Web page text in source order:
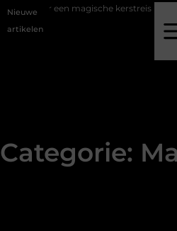
Nieuwe
artikelen
een magische kerstreis
Categorie: